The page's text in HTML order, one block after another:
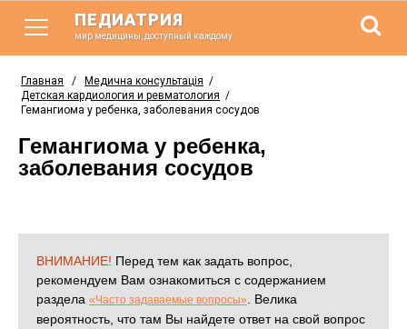
ПЕДИАТРИЯ
мир медицины, доступный каждому
Главная / Медична консультація /
Детская кардиология и ревматология /
Гемангиома у ребенка, заболевания сосудов
Гемангиома у ребенка,
заболевания сосудов
ВНИМАНИЕ! Перед тем как задать вопрос,
рекомендуем Вам ознакомиться с содержанием
раздела «Часто задаваемые вопросы»
. Велика
вероятность, что там Вы найдете ответ на свой вопрос